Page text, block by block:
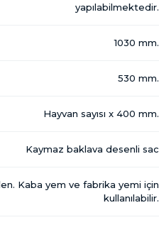
yapılabilmektedir.
1030 mm.
530 mm.
Hayvan sayısı x 400 mm.
Kaymaz baklava desenli sac
Kaba yem ve fabrika yemi için
kullanılabilir.